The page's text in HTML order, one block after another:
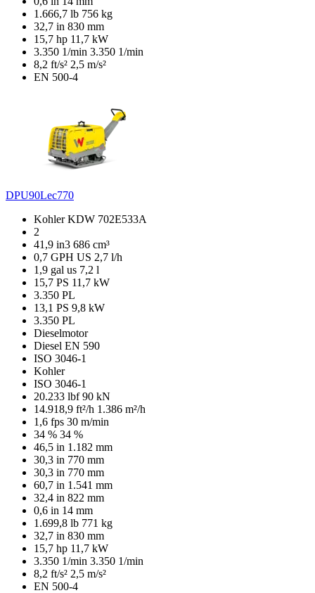
1.666,7 lb 756 kg
32,7 in 830 mm
15,7 hp 11,7 kW
3.350 1/min 3.350 1/min
8,2 ft/s² 2,5 m/s²
EN 500-4
DPU90Lec770
Kohler KDW 702E533A
2
41,9 in3 686 cm³
0,7 GPH US 2,7 l/h
1,9 gal us 7,2 l
15,7 PS 11,7 kW
3.350 PL
13,1 PS 9,8 kW
3.350 PL
Dieselmotor
Diesel EN 590
ISO 3046-1
Kohler
ISO 3046-1
20.233 lbf90 kN
14.918,9 ft²/h 1.386 m²/h
1,6 fps 30 m/min
34 % 34 %
46,5 in 1.182 mm
30,3 in 770 mm
30,3 in 770 mm
60,7 in 1.541 mm
32,4 in 822 mm
0,6 in 14 mm
1.699,8 lb 771 kg
32,7 in 830 mm
15,7 hp 11,7 kW
3.350 1/min 3.350 1/min
8,2 ft/s² 2,5 m/s²
EN 500-4